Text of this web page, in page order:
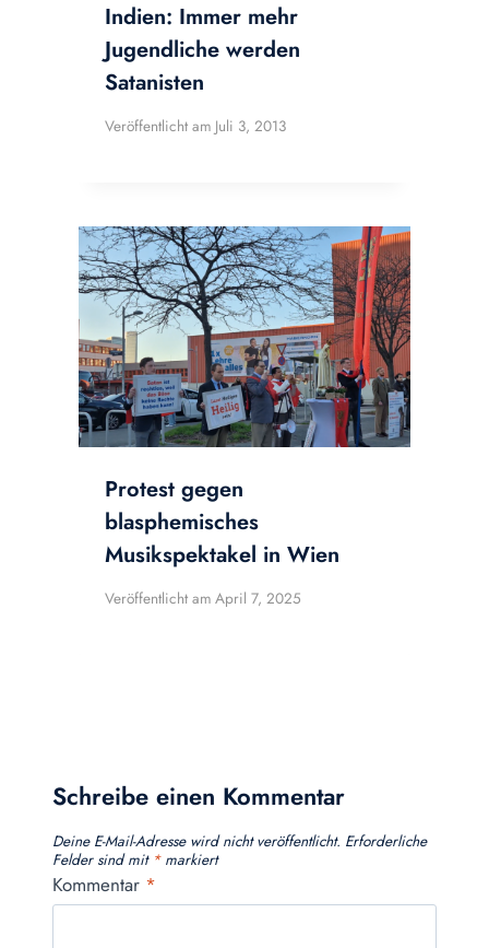
Indien: Immer mehr
Jugendliche werden
Satanisten
Veröffentlicht am Juli 3, 2013
Protest gegen
blasphemisches
Musikspektakel in Wien
Veröffentlicht am April 7, 2025
Schreibe einen Kommentar
Deine E-Mail-Adresse wird nicht veröffentlicht. Erforderliche
Felder sind mit *markiert
Kommentar *